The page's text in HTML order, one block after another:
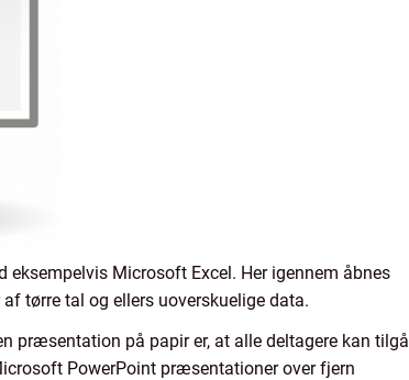
Microsoft Excel. Her igennem åbnes
tørre tal og ellers uoverskuelige data.
præsentation på papir er, at alle deltagere kan tilgå
PowerPoint præsentationer over fjern